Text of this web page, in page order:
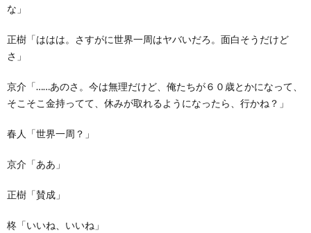
な」
正樹「ははは。さすがに世界一周はヤバいだろ。面白そうだけど
さ」
京介「……あのさ。今は無理だけど、俺たちが６０歳とかになって、
そこそこ金持ってて、休みが取れるようになったら、行かね？」
春人「世界一周？」
京介「ああ」
正樹「賛成」
柊「いいね、いいね」